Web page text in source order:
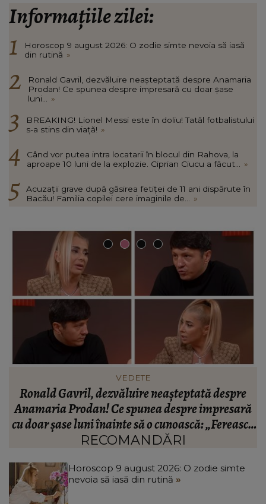
Informațiile zilei:
Horoscop 9 august 2026: O zodie simte nevoia să iasă
din rutină »
Ronald Gavril, dezvăluire neașteptată despre Anamaria
Prodan! Ce spunea despre impresară cu doar șase
luni...
»
BREAKING! Lionel Messi este în doliu! Tatăl fotbalistului
s-a stins din viață! »
Când vor putea intra locatarii în blocul din Rahova, la
aproape 10 luni de la explozie. Ciprian Ciucu a făcut...
»
Acuzații grave după găsirea fetiței de 11 ani dispărute în
Bacău! Familia copilei cere imaginile de...
»
INFORMATIILE ZILEI
BREAKING! Lionel Messi este în doliu! Tatăl
fotbalistului s-a stins din viață!
RECOMANDĂRI
Horoscop 9 august 2026: O zodie simte
nevoia să iasă din rutină